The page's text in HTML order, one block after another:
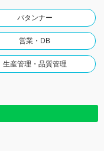
パタンナー
営業・DB
生産管理・品質管理